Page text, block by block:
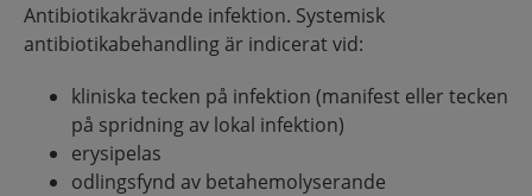
Antibiotikakrävande infektion. Systemisk
antibiotikabehandling är indicerat vid:
kliniska tecken på infektion (manifest eller tecken
på spridning av lokal infektion)
erysipelas
odlingsfynd av betahemolyserande